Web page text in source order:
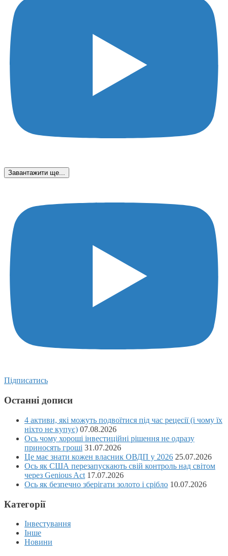
Завантажити ще...
Підписатись
Останні дописи
4 активи, які можуть подвоїтися під час рецесії (і чому їх
ніхто не купує) 07.08.2026
Ось чому хороші інвестиційні рішення не одразу
приносять гроші 31.07.2026
Це має знати кожен власник ОВДП у 2026 25.07.2026
Ось як США перезапускають свій контроль над світом
через Genious Act 17.07.2026
Ось як безпечно зберігати золото і срібло 10.07.2026
Категорії
Інвестування
Інше
Новини